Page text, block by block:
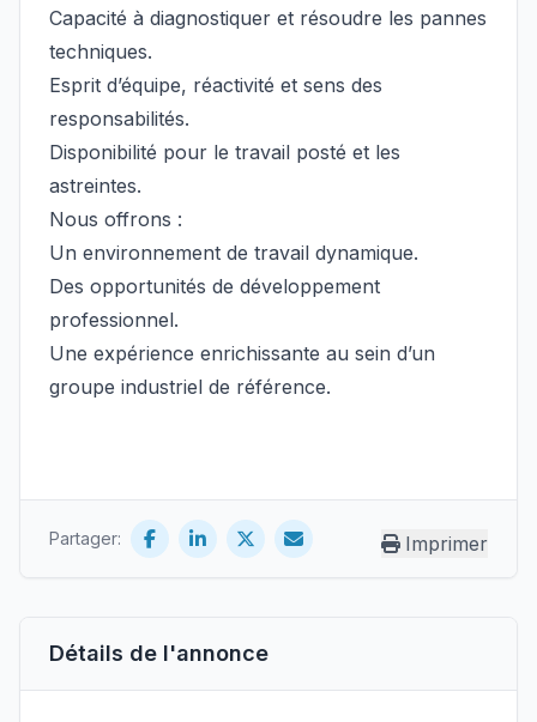
Détails de l'annonce
Capacité à diagnostiquer et résoudre les pannes
techniques.
Esprit d’équipe, réactivité et sens des
responsabilités.
Disponibilité pour le travail posté et les
astreintes.
Nous offrons :
Un environnement de travail dynamique.
Des opportunités de développement
professionnel.
Une expérience enrichissante au sein d’un
groupe industriel de référence.
Partager: Imprimer